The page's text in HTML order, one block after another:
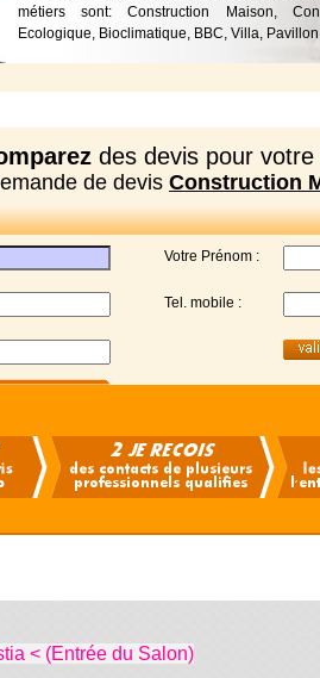
métiers sont: Construction Maison,
Ecologique, Bioclimatique, BBC, Villa,
des devis pour votre
de devis Construction
Votre Prénom :
Tel. mobile :
< (Entrée du Salon)